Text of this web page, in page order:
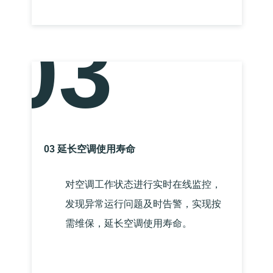
03
03 延长空调使用寿命
对空调工作状态进行实时在线监控，
发现异常运行问题及时告警，实现按
需维保，延长空调使用寿命。